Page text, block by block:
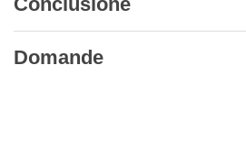
Domande